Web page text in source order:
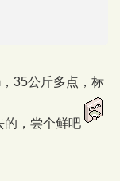
35公斤多点，标
的，尝个鲜吧